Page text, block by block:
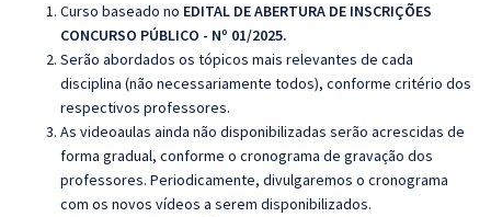
Curso baseado no EDITAL DE ABERTURA DE INSCRIÇÕES
CONCURSO PÚBLICO - Nº 01/2025.
Serão abordados os tópicos mais relevantes de cada
disciplina (não necessariamente todos), conforme critério dos
respectivos professores.
As videoaulas ainda não disponibilizadas serão acrescidas de
forma gradual, conforme o cronograma de gravação dos
professores. Periodicamente, divulgaremos o cronograma
com os novos vídeos a serem disponibilizados.